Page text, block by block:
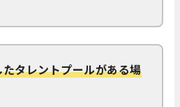
タレントプールがある場